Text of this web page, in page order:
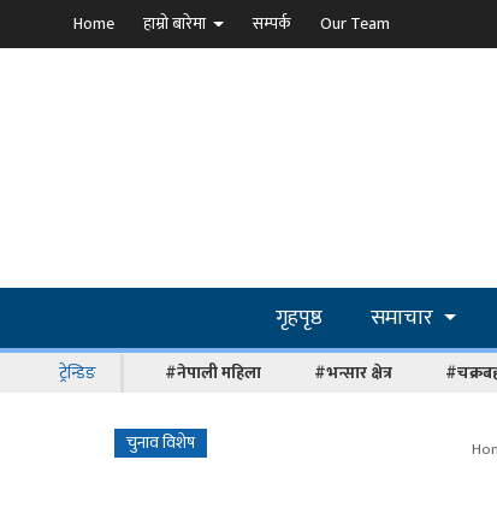
Home हाम्रो बारेमा सम्पर्क Our Team
गृहपृष्ठ समाचार
ट्रेन्डिङ #नेपाली महिला #भन्सार क्षेत्र
चुनाव विशेष